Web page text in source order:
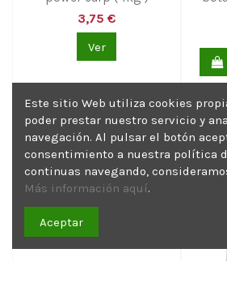
3,75 €
Ver
Este sitio Web utiliza cookies
poder prestar nuestro servicio y
navegación. Al pulsar el botón
consentimiento a nuestra política
continuas navegando,
Más información aquí.
Aceptar